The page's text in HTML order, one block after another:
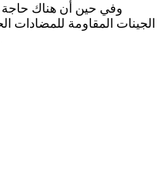
وفي حين أن هناك حاجة
الجينات المقاومة للمضادات